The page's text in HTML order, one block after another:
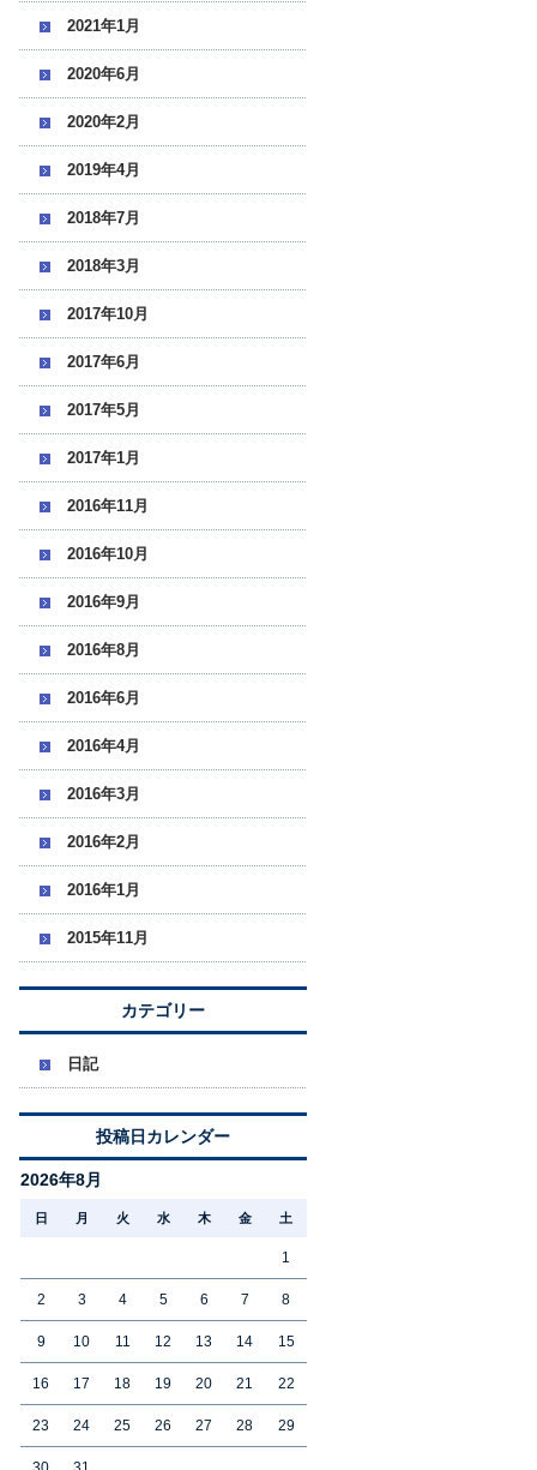
2021年1月
2020年6月
2020年2月
2019年4月
2018年7月
2018年3月
2017年10月
2017年6月
2017年5月
2017年1月
2016年11月
2016年10月
2016年9月
2016年8月
2016年6月
2016年4月
2016年3月
2016年2月
2016年1月
2015年11月
カテゴリー
日記
投稿日カレンダー
2026年8月
日 月 火 水 木 金 土
1
2 3 4 5 6 7 8
9 10 11 12 13 14 15
16 17 18 19 20 21 22
23 24 25 26 27 28 29